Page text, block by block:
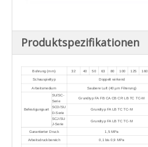
Produktspezifikationen
Bohrung (mm) 32 40 50 63 80 100 125 160
Schauspieltyp Doppelt wirkend
Arbeitsmedium Saubere Luft (40 µm Filterung)
Befestigungsart
SU/SC-
Serie
Grundtyp FA FB CA CB CR LB TC TC-M
SCD/SU
D-Serie
Grundtyp FA LB TC TC-M
SCJ/SU
J-Serie
Grundtyp FA LB TC TC-M
Garantierter Druck 1,5 MPa
Arbeitsdruckbereich 0,1 bis 0,9 MPa